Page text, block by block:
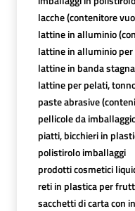
lacche (contenitore
lattine in alluminio
lattine in alluminio per
lattine in banda
lattine per pelati,
paste abrasive
pellicole da
piatti, bicchieri in
polistirolo imballaggi
prodotti cosmetici
reti in plastica per
sacchetti di carta con